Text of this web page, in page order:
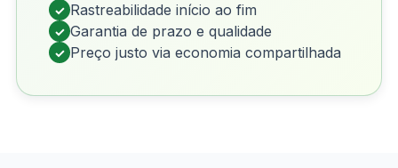
✓ Rastreabilidade início ao fim
✓ Garantia de prazo e qualidade
✓ Preço justo via economia compartilhada